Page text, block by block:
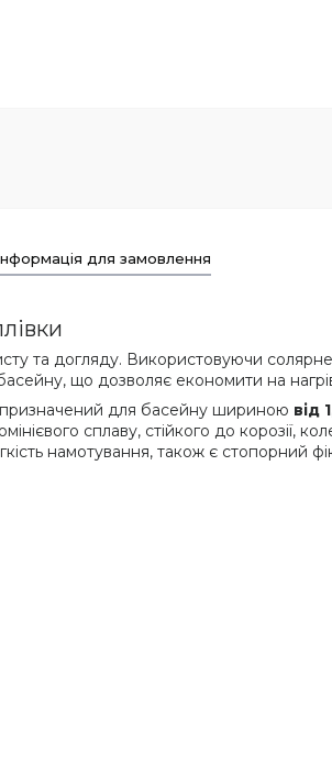
для замовлення
та догляду. Використовуючи
що дозволяє економити на
призначений для басейну шириною від
сплаву, стійкого до корозії,
намотування, також є стопорний